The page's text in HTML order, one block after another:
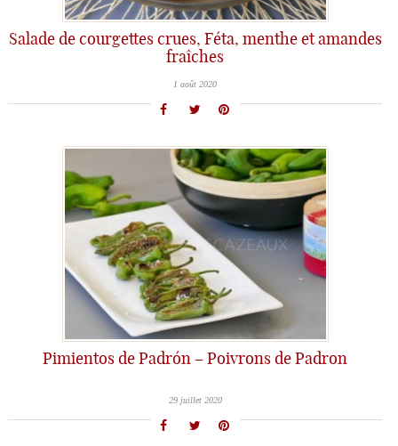
Salade de courgettes crues, Féta, menthe et amandes
fraîches
1 août 2020
Pimientos de Padrón – Poivrons de Padron
29 juillet 2020